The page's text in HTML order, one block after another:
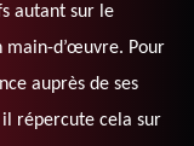
autant sur le
main-d’œuvre. Pour
auprès de ses
répercute cela sur